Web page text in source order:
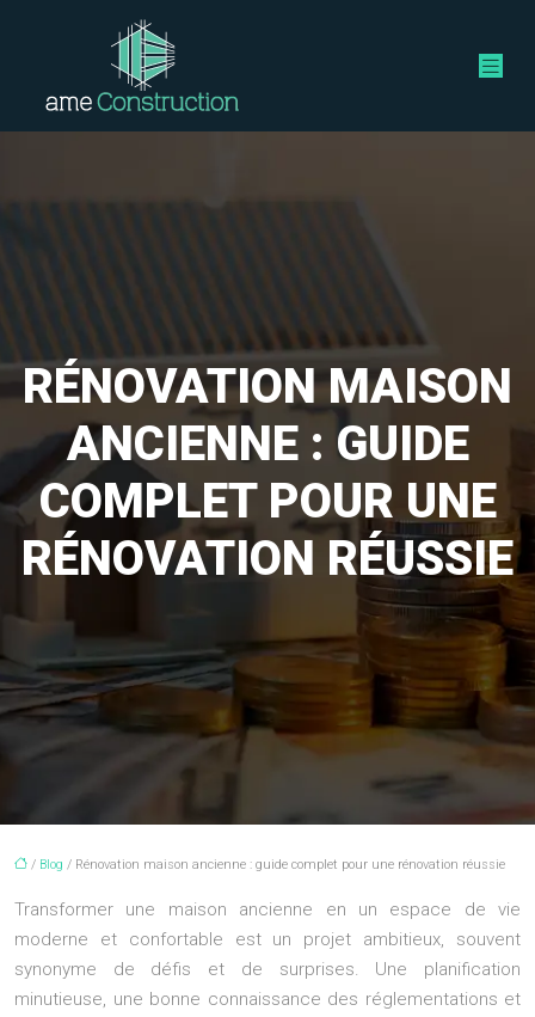
RÉNOVATION MAISON
ANCIENNE : GUIDE
COMPLET POUR UNE
RÉNOVATION RÉUSSIE
/ Blog / Rénovation maison ancienne : guide complet pour une rénovation réussie
Transformer une maison ancienne en un espace de vie
moderne et confortable est un projet ambitieux, souvent
synonyme de défis et de surprises. Une planification
minutieuse, une bonne connaissance des réglementations et